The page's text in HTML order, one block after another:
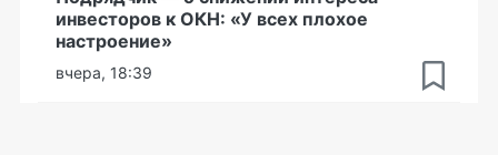
инвесторов к ОКН: «У всех плохое
настроение»
вчера, 18:39